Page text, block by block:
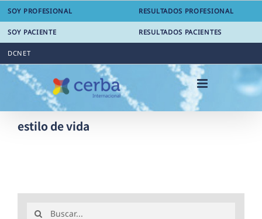
Saltar
contenido
SOY PROFESIONAL RESULTADOS PROFESIONAL
SOY PACIENTE RESULTADOS PACIENTES
DCNET
estilo de vida